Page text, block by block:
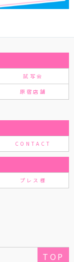
試写会
原宿店舗
CONTACT
プレス様
TOP